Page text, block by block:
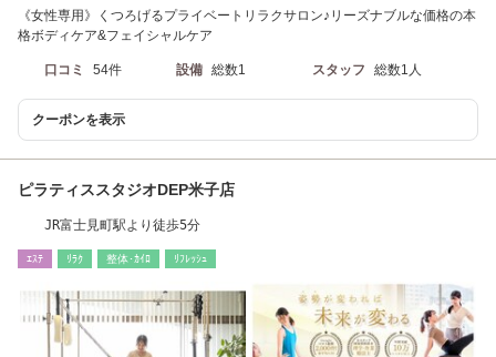
《女性専用》くつろげるプライベートリラクサロン♪リーズナブルな価格の本
格ボディケア&フェイシャルケア
口コミ 54件 設備 総数1 スタッフ 総数1人
クーポンを表示
ピラティススタジオDEP米子店
JR富士見町駅より徒歩5分
ｴｽﾃ ﾘﾗｸ 整体･ｶｲﾛ ﾘﾌﾚｯｼｭ